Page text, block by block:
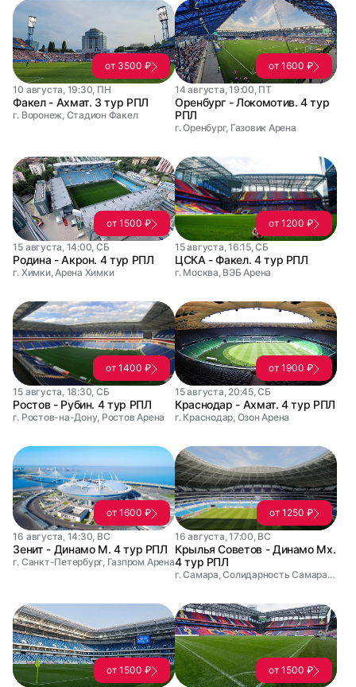
от 3500 ₽
10 августа, 19:30, ПН
Факел - Ахмат. 3 тур РПЛ
г. Воронеж, Стадион Факел
от 1600 ₽
14 августа, 19:00, ПТ
Оренбург - Локомотив. 4 тур
РПЛ
г. Оренбург, Газовик Арена
от 1500 ₽
15 августа, 14:00, СБ
Родина - Акрон. 4 тур РПЛ
г. Химки, Арена Химки
от 1200 ₽
15 августа, 16:15, СБ
ЦСКА - Факел. 4 тур РПЛ
г. Москва, ВЭБ Арена
от 1400 ₽
15 августа, 18:30, СБ
Ростов - Рубин. 4 тур РПЛ
г. Ростов-на-Дону, Ростов Арена
от 1900 ₽
15 августа, 20:45, СБ
Краснодар - Ахмат. 4 тур РПЛ
г. Краснодар, Озон Арена
от 1600 ₽
16 августа, 14:30, ВС
Зенит - Динамо М. 4 тур РПЛ
г. Санкт-Петербург, Газпром Арена
от 1250 ₽
16 августа, 17:00, ВС
Крылья Советов - Динамо Мх.
4 тур РПЛ
г. Самара, Солидарность Самара Арена
от 1500 ₽
от 1500 ₽